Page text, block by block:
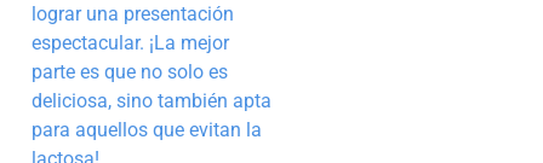
lograr una presentación
espectacular. ¡La mejor
parte es que no solo es
deliciosa, sino también apta
para aquellos que evitan la
lactosa!